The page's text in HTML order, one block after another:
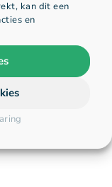
kan dit een
en